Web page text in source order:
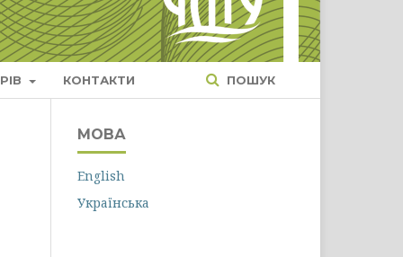
КОНТАКТИ ПОШУК
МОВА
English
Українська